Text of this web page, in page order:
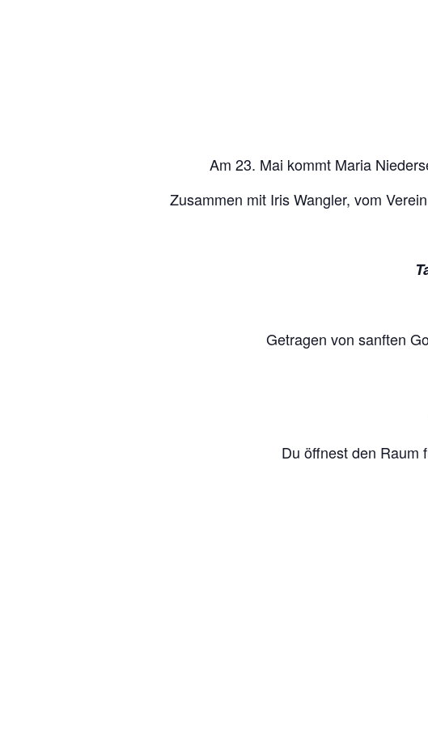
Am 23. Mai kommt Maria
Zusammen mit Iris Wangler, vom
Getragen von sanften
Du öffnest den Raum